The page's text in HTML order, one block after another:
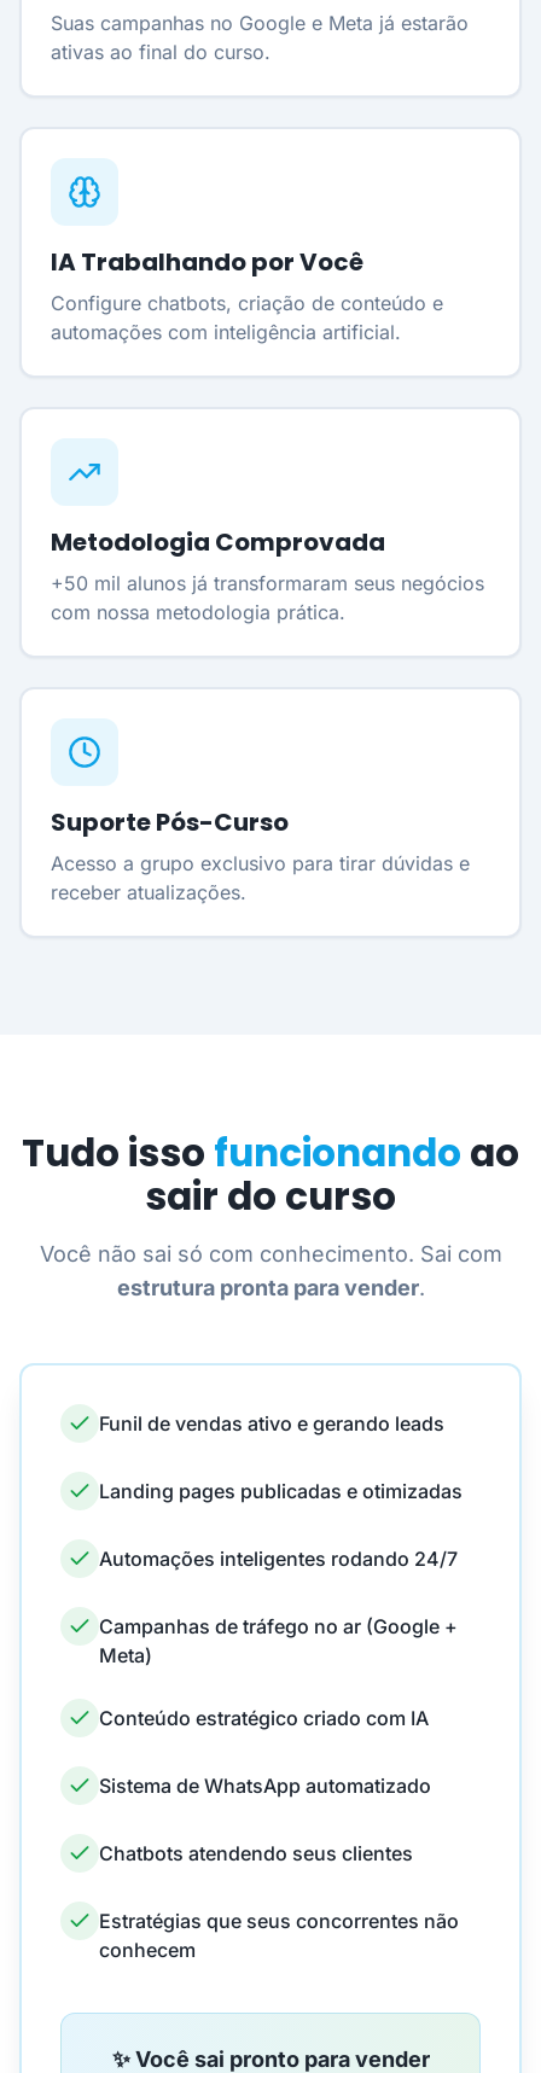
Suas campanhas no Google e Meta já estarão
ativas ao final do curso.
IA Trabalhando por Você
Configure chatbots, criação de conteúdo e
automações com inteligência artificial.
Metodologia Comprovada
+50 mil alunos já transformaram seus negócios
com nossa metodologia prática.
Suporte Pós-Curso
Acesso a grupo exclusivo para tirar dúvidas e
receber atualizações.
Tudo isso funcionando ao
sair do curso
Você não sai só com conhecimento. Sai com
estrutura pronta para vender.
Funil de vendas ativo e gerando leads
Landing pages publicadas e otimizadas
Automações inteligentes rodando 24/7
Campanhas de tráfego no ar (Google +
Meta)
Conteúdo estratégico criado com IA
Sistema de WhatsApp automatizado
Chatbots atendendo seus clientes
Estratégias que seus concorrentes não
conhecem
✨ Você sai pronto para vender